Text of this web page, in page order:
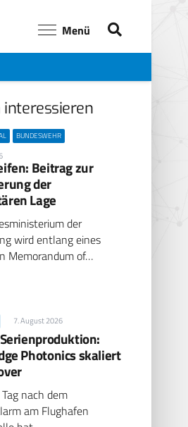
Menü
interessieren
BUNDESWEHR
Beitrag zur
der
Lage
der
wird entlang eines
Memorandum of…
7. August 2026
Photonics skaliert
nach dem
am Flughafen